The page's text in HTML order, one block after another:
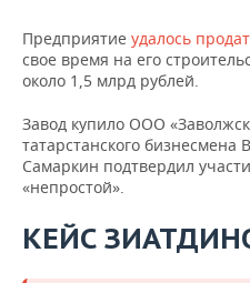
Предприятие удалось
свое время на его
около 1,5 млрд рублей.
Завод купило ООО
татарстанского
Самаркин подтвердил
«непростой».
КЕЙС